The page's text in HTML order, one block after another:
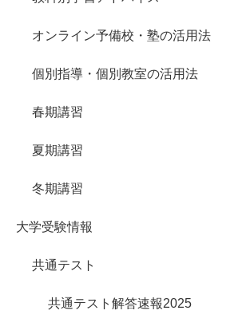
オンライン予備校・塾の活用法
個別指導・個別教室の活用法
春期講習
夏期講習
冬期講習
大学受験情報
共通テスト
共通テスト解答速報2025